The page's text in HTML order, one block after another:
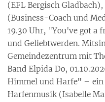
(EFL Bergisch
(Business-Coach und
19.30 Uhr, "You've got a
und Geliebtwerden.
Gemeindezentrum mit
Band Elpida Do,
Himmel und Harfe" –
Harfenmusik (Isabelle